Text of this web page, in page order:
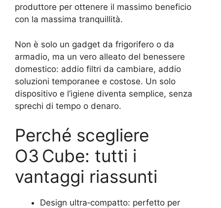
produttore per ottenere il massimo beneficio
con la massima tranquillità.
Non è solo un gadget da frigorifero o da
armadio, ma un vero alleato del benessere
domestico: addio filtri da cambiare, addio
soluzioni temporanee e costose. Un solo
dispositivo e l’igiene diventa semplice, senza
sprechi di tempo o denaro.
Perché scegliere
O3 Cube: tutti i
vantaggi riassunti
Design ultra‑compatto: perfetto per